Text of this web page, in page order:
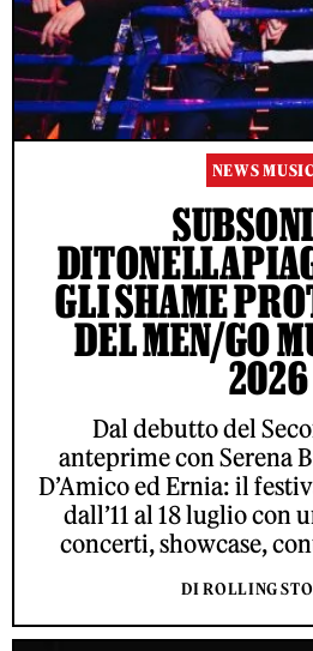
NEWS
GLI SHAME
DEL MEN/GO
2026
Dal debutto del
anteprime con Serena
D’Amico ed Ernia: il
dall’11 al 18 luglio con
concerti, showcase,
DI ROLLING